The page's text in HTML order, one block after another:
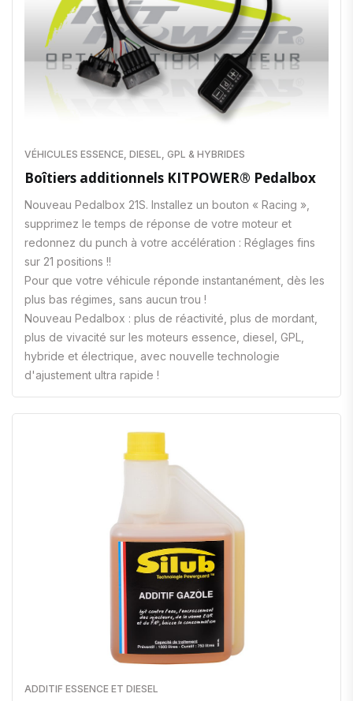
VÉHICULES ESSENCE, DIESEL, GPL & HYBRIDES
Boîtiers additionnels KITPOWER® Pedalbox
Nouveau Pedalbox 21S. Installez un bouton « Racing »,
supprimez le temps de réponse de votre moteur et
redonnez du punch à votre accélération : Réglages fins
sur 21 positions !!
Pour que votre véhicule réponde instantanément, dès les
plus bas régimes, sans aucun trou !
Nouveau Pedalbox : plus de réactivité, plus de mordant,
plus de vivacité sur les moteurs essence, diesel, GPL,
hybride et électrique, avec nouvelle technologie
d'ajustement ultra rapide !
ADDITIF ESSENCE ET DIESEL